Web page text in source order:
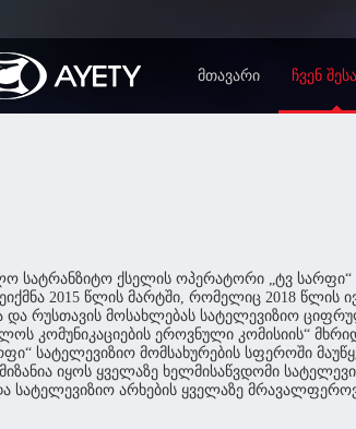
ᲛᲗᲐᲕᲐᲠᲘ ᲩᲕᲔᲜ
სატრანზიტო ქსელის ოპერატორი „ტვ
2015 წლის მარტში, რომელიც 2018 წლის
და რუსთავის მოსახლებას სატელევიზიო
კომუნიკაციების ეროვნული კომისიის“
სატელევიზიო მომსახურების სფეროში
მიზანია იყოს ყველაზე ხელმისაწვდომი
სატელევიზიო არხების ყველაზე